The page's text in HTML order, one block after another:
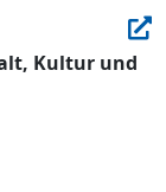
Kultur und